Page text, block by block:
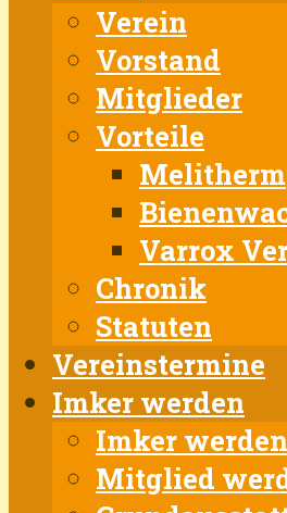
Verein
Vorstand
Mitglieder
Vorteile
Melitherm
Varrox
Chronik
Statuten
Vereinstermine
Imker werden
Imker werden
Mitglied